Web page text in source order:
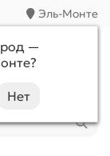
Эль-Монте
—
?
233-44-52